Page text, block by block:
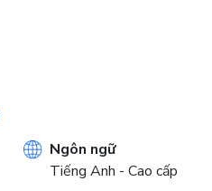
Ngôn ngữ
Tiếng Anh - Cao cấp